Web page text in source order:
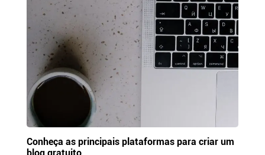
Conheça as principais plataformas para criar um